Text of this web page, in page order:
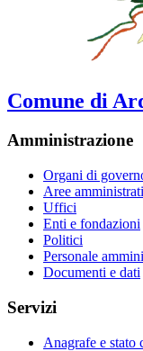
Comune di
Amministrazione
Organi di
Aree
Uffici
Enti e fondazioni
Politici
Personale
Documenti e dati
Servizi
Anagrafe e stato